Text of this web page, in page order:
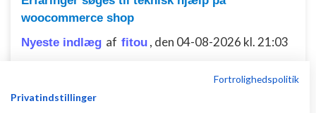
woocommerce shop
Nyeste indlæg af fitou , den 04-08-2026 kl. 21:03
4 svar
Fortrolighedspolitik
Privatindstillinger